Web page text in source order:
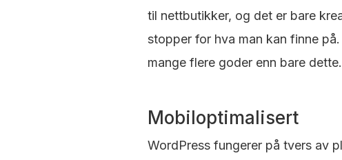
til nettbutikker, og det er bare
stopper for hva man kan finne
mange flere goder enn bare dette.
Mobiloptimalisert
WordPress fungerer på tvers av